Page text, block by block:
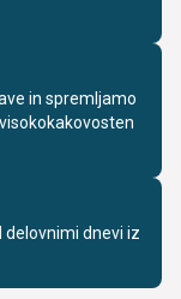
in spremljamo
delovnimi dnevi iz